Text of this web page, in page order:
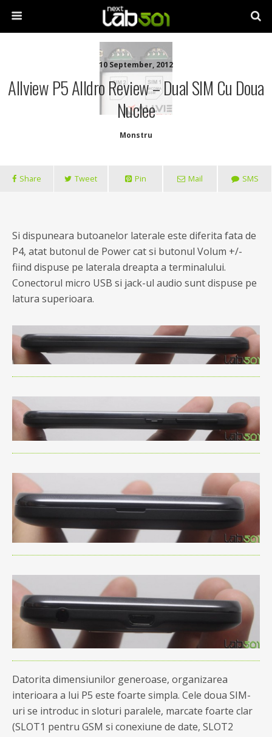
10 September, 2012
Allview P5 Alldro Review – Dual SIM Cu Doua
Nuclee
Monstru
Share Tweet Pin Mail SMS
Si dispuneara butoanelor laterale este diferita fata de
P4, atat butonul de Power cat si butonul Volum +/-
fiind dispuse pe laterala dreapta a terminalului.
Conectorul micro USB si jack-ul audio sunt dispuse pe
latura superioara.
Datorita dimensiunilor generoase, organizarea
interioara a lui P5 este foarte simpla. Cele doua SIM-
uri se introduc in sloturi paralele, marcate foarte clar
(SLOT1 pentru GSM si conexiune de date, SLOT2